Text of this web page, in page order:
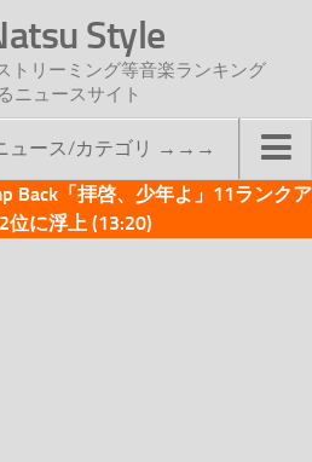
Style
トリーミング等音楽ランキング
ニュースサイト
ュース/カテゴリ →→→
Back「拝啓、少年よ」11ランクア
位に浮上 (13:20)